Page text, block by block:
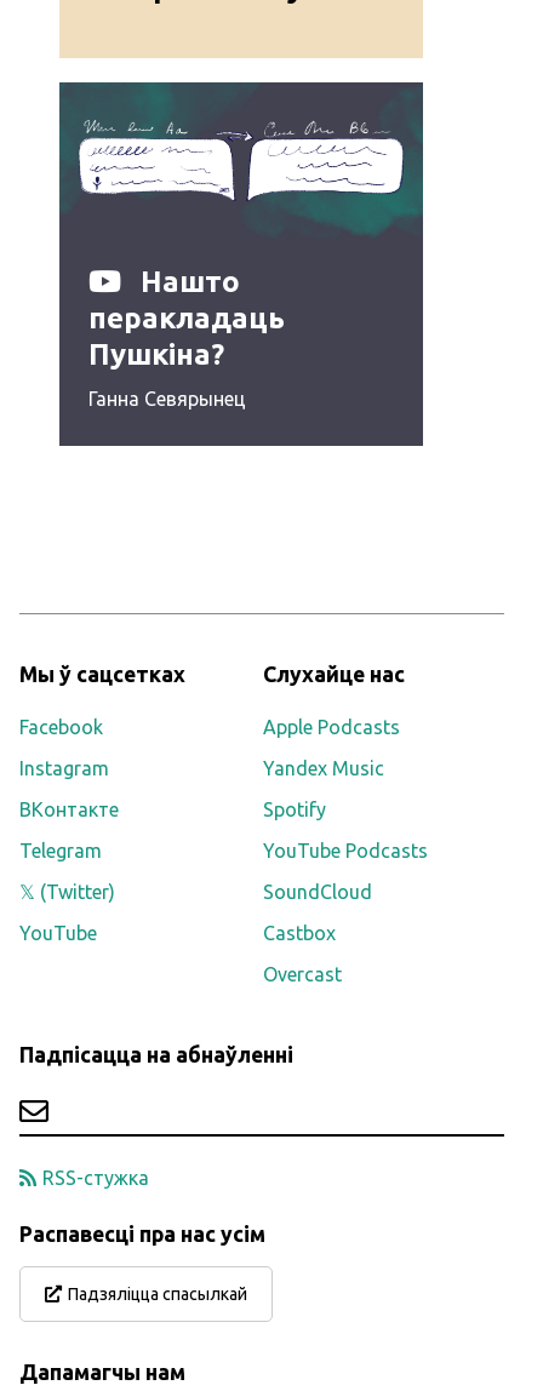
Нашто
перакладаць
Пушкіна?
Ганна Севярынец
Мы ў сацсетках
Facebook
Instagram
ВКонтакте
Telegram
𝕏 (Twitter)
YouTube
Слухайце нас
Apple Podcasts
Yandex Music
Spotify
YouTube Podcasts
SoundCloud
Castbox
Overcast
Падпісацца на абнаўленні
RSS-стужка
Распавесці пра нас усім
Падзяліцца спасылкай
Дапамагчы нам